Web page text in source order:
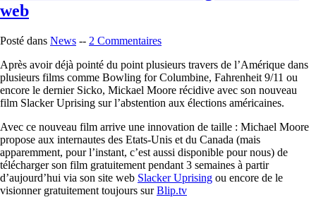
web
Posté dans News -- 2 Commentaires
Après avoir déjà pointé du point plusieurs travers de l’Amérique dans
plusieurs films comme Bowling for Columbine, Fahrenheit 9/11 ou
encore le dernier Sicko, Mickael Moore récidive avec son nouveau
film Slacker Uprising sur l’abstention aux élections américaines.
Avec ce nouveau film arrive une innovation de taille : Michael Moore
propose aux internautes des Etats-Unis et du Canada (mais
apparemment, pour l’instant, c’est aussi disponible pour nous) de
télécharger son film gratuitement pendant 3 semaines à partir
d’aujourd’hui via son site web Slacker Uprising ou encore de le
visionner gratuitement toujours surBlip.tv